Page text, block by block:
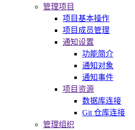
管理项目
项目基本操作
项目成员管理
通知设置
功能简介
通知对象
通知事件
项目资源
数据库连接
Git 仓库连接
管理组织